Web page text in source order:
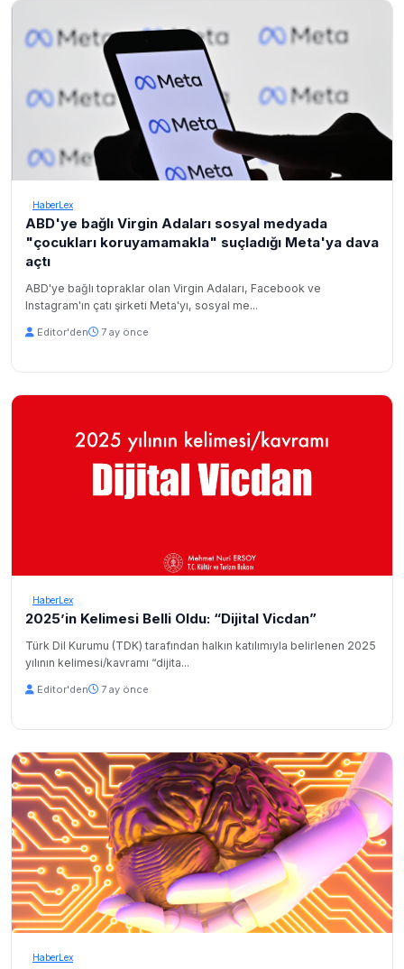
HaberLex
ABD'ye bağlı Virgin Adaları sosyal medyada
"çocukları koruyamamakla" suçladığı Meta'ya dava
açtı
ABD'ye bağlı topraklar olan Virgin Adaları, Facebook ve
Instagram'ın çatı şirketi Meta'yı, sosyal me...
Editor'den 7 ay önce
HaberLex
2025’in Kelimesi Belli Oldu: “Dijital Vicdan”
Türk Dil Kurumu (TDK) tarafından halkın katılımıyla belirlenen 2025
yılının kelimesi/kavramı “dijita...
Editor'den 7 ay önce
HaberLex